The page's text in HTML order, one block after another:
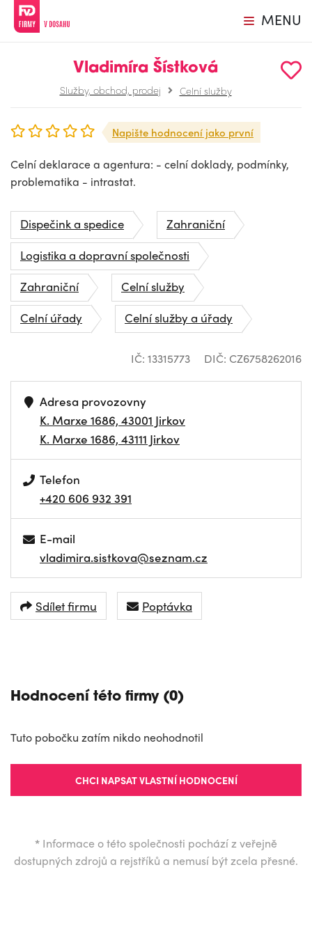
MENU
Vladimíra Šístková
Služby, obchod, prodej Celní služby
Napište hodnocení jako první
Celní deklarace a agentura: - celní doklady, podmínky,
problematika - intrastat.
Dispečink a spedice
Zahraniční
Logistika a dopravní společnosti
Zahraniční
Celní služby
Celní úřady
Celní služby a úřady
IČ: 13315773 DIČ: CZ6758262016
Adresa provozovny
K. Marxe 1686, 43001 Jirkov
K. Marxe 1686, 43111 Jirkov
Telefon
+420 606 932 391
E-mail
vladimira.sistkova@seznam.cz
Sdílet firmu Poptávka
Hodnocení této firmy (0)
Tuto pobočku zatím nikdo neohodnotil
CHCI NAPSAT VLASTNÍ HODNOCENÍ
* Informace o této společnosti pochází z veřejně
dostupných zdrojů a rejstříků a nemusí být zcela přesné.